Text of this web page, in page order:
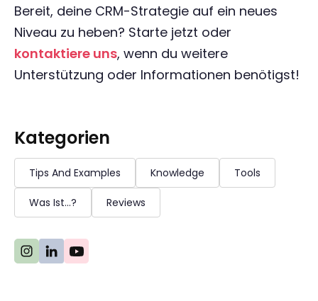
Bereit, deine CRM-Strategie auf ein neues
Niveau zu heben? Starte jetzt oder
kontaktiere uns, wenn du weitere
Unterstützung oder Informationen benötigst!
Kategorien
Tips And Examples Knowledge Tools
Was Ist...? Reviews